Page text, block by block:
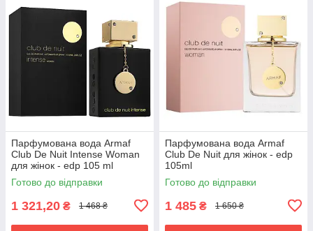
Парфумована вода Armaf
Club De Nuit Intense Woman
для жінок - edp 105 ml
Готово до відправки
1 321,20 ₴ 1 468 ₴
Парфумована вода Armaf
Club De Nuit для жінок - edp
105ml
Готово до відправки
1 485 ₴ 1 650 ₴